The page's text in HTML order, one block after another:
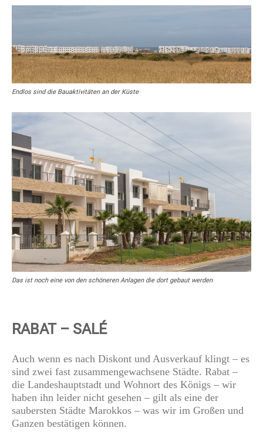
Endlos sind die Bauaktivitäten an der Küste
Das ist noch eine von den schöneren Anlagen die dort gebaut werden
RABAT – SALÉ
Auch wenn es nach Diskont und Ausverkauf klingt – es
sind zwei fast zusammengewachsene Städte. Rabat –
die Landeshauptstadt und Wohnort des Königs – wir
haben ihn leider nicht gesehen – gilt als eine der
saubersten Städte Marokkos – was wir im Großen und
Ganzen bestätigen können.